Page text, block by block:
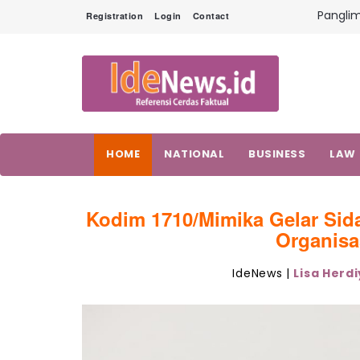
Registration Login Contact
Tim
HOME NATIONAL BUSINESS LAW
Kodim 1710/Mimika Gelar
IdeNews | Lisa